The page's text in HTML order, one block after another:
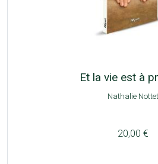
Et la vie est à
Nathalie Nottet
20,00 €